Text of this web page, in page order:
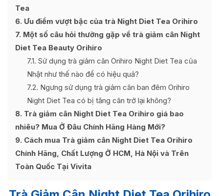
Tea
6 Ưu điểm vượt bậc của trà Night Diet Tea Orihiro
7 Một số câu hỏi thường gặp về trà giảm cân Night
Diet Tea Beauty Orihiro
7.1 Sử dụng trà giảm cân Orihiro Night Diet Tea của
Nhật như thế nào để có hiệu quả?
7.2 Ngưng sử dụng trà giảm cân ban đêm Orihiro
Night Diet Tea có bị tăng cân trở lại không?
8 Trà giảm cân Night Diet Tea Orihiro giá bao
nhiêu? Mua Ở Đâu Chính Hãng Hàng Mới?
9 Cách mua Trà giảm cân Night Diet Tea Orihiro
Chính Hãng, Chất Lượng Ở HCM, Hà Nội và Trên
Toàn Quốc Tại Vivita